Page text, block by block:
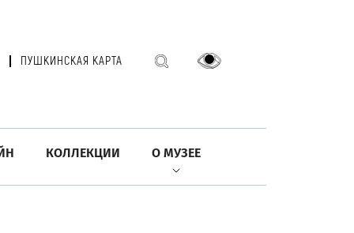
ПУШКИНСКАЯ КАРТА
КОЛЛЕКЦИИ О МУЗЕЕ